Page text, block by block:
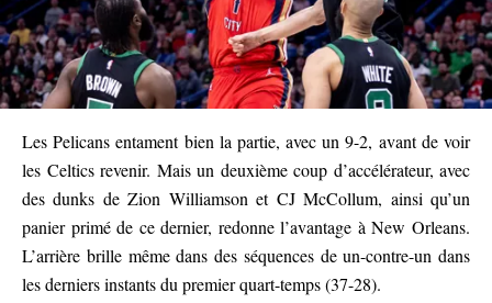
Les Pelicans entament bien la partie, avec un 9-2, avant de voir
les Celtics revenir. Mais un deuxième coup d’accélérateur, avec
des dunks de Zion Williamson et CJ McCollum, ainsi qu’un
panier primé de ce dernier, redonne l’avantage à New Orleans.
L’arrière brille même dans des séquences de un-contre-un dans
les derniers instants du premier quart-temps (37-28).